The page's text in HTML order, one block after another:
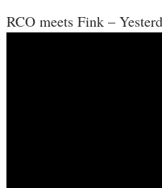
RCO meets Fink –